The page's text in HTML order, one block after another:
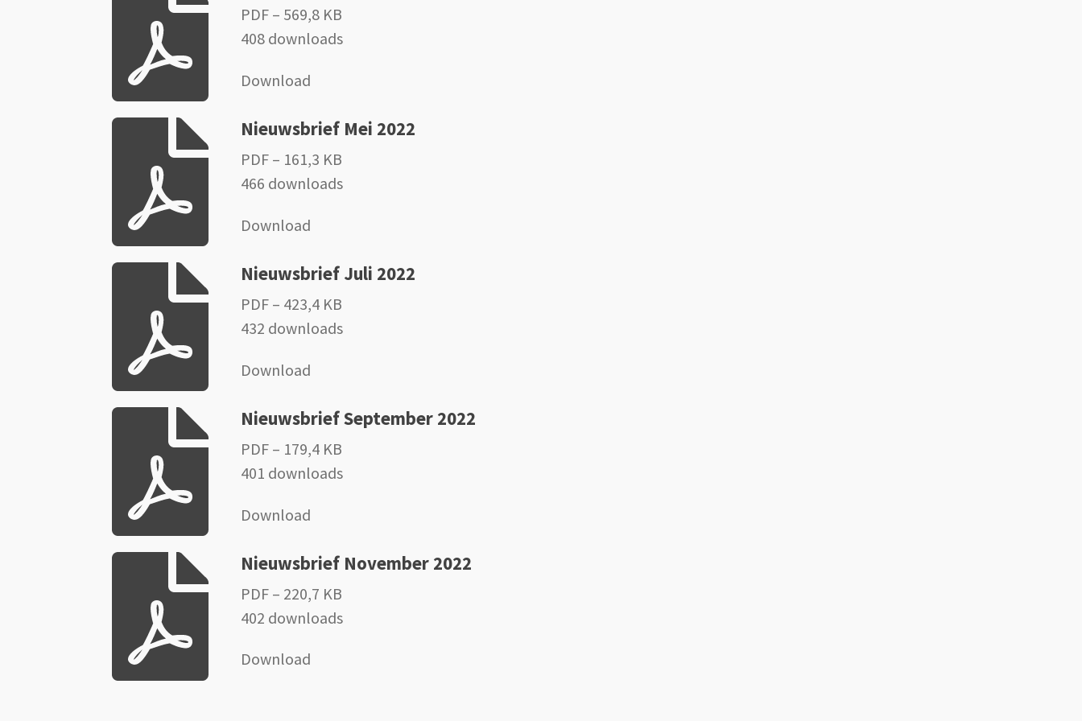
PDF – 569,8 KB
408 downloads
Download
Nieuwsbrief Mei 2022
PDF – 161,3 KB
466 downloads
Download
Nieuwsbrief Juli 2022
PDF – 423,4 KB
432 downloads
Download
Nieuwsbrief September 2022
PDF – 179,4 KB
401 downloads
Download
Nieuwsbrief November 2022
PDF – 220,7 KB
402 downloads
Download